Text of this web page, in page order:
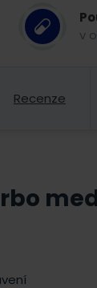
v
Recenze